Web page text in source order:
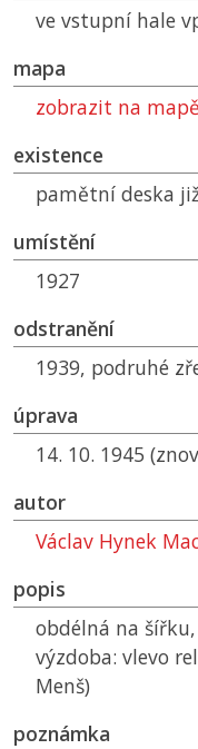
ve vstupní hale
mapa
zobrazit na mapě
existence
pamětní deska
umístění
1927
odstranění
1939, podruhé
úprava
14. 10. 1945
autor
Václav Hynek
popis
obdélná na
výzdoba: vlevo
Menš)
poznámka